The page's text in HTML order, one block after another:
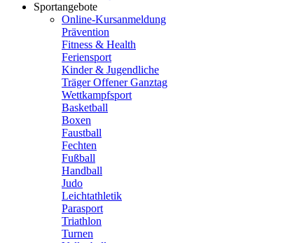
Sportangebote
Online-Kursanmeldung
Prävention
Fitness & Health
Feriensport
Kinder & Jugendliche
Träger Offener Ganztag
Wettkampfsport
Basketball
Boxen
Faustball
Fechten
Fußball
Handball
Judo
Leichtathletik
Parasport
Triathlon
Turnen